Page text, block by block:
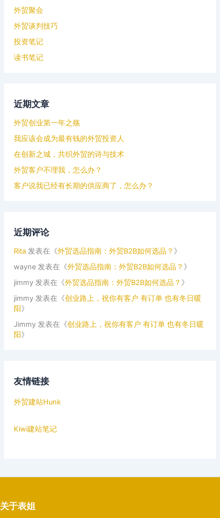
外贸聚会
外贸谈判技巧
投资笔记
读书笔记
近期文章
外贸创业第一年之殇
我应该会成为最有钱的外贸投资人
在创新之城，共织外贸的诗与技术
外贸客户不理我，怎么办？
客户说我已经有长期的供应商了，怎么办？
近期评论
Rita 发表在《外贸选品指南：外贸B2B如何选品？ 》
wayne发表在《外贸选品指南：外贸B2B如何选品？ 》
jimmy发表在《外贸选品指南：外贸B2B如何选品？ 》
jimmy发表在《创业路上，祝你有客户 有订单 也有冬日暖
阳》
Jimmy发表在《创业路上，祝你有客户 有订单 也有冬日暖
阳》
友情链接
外贸建站Hunk
Kiwi建站笔记
关于表姐